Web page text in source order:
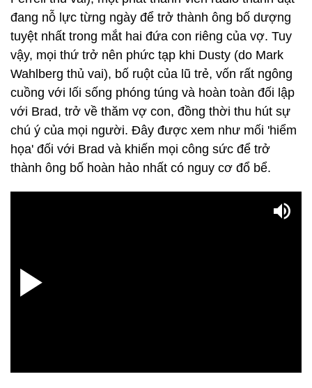
đang nỗ lực từng ngày để trở thành ông bố dượng
tuyệt nhất trong mắt hai đứa con riêng của vợ. Tuy
vậy, mọi thứ trở nên phức tạp khi Dusty (do Mark
Wahlberg thủ vai), bố ruột của lũ trẻ, vốn rất ngông
cuồng với lối sống phóng túng và hoàn toàn đối lập
với Brad, trở về thăm vợ con, đồng thời thu hút sự
chú ý của mọi người. Đây được xem như mối 'hiểm
họa' đối với Brad và khiến mọi công sức để trở
thành ông bố hoàn hảo nhất có nguy cơ đổ bể.